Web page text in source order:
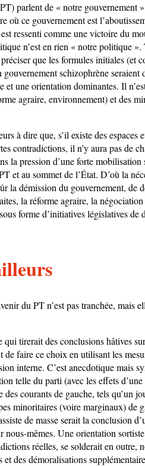
parlent de « notre gouvernement
où ce gouvernement est
ressenti comme une victoire du
n’est en rien « notre politique ».
que les formules initiales (et
schizophrène seraient
une orientation dominantes. Il
agraire, environnement) et des
à dire que, s’il existe des espaces
contradictions, il n’y aura pas de
la pression d’une forte
et au sommet de l’État. D’où la
la démission du gouvernement, de
la réforme agraire, la
forme d’initiatives législatives de
du PT n’est pas tranchée, mais
tirerait des conclusions hâtives
faire ce choix en utilisant les
interne. C’est anecdotique mais
telle du parti (avec les effets
courants de gauche, tels qu’un
minoritaires (voire marginaux) de
de masse serait la conclusion
mêmes. Une orientation
réelles, se solderait en outre,
des démoralisations